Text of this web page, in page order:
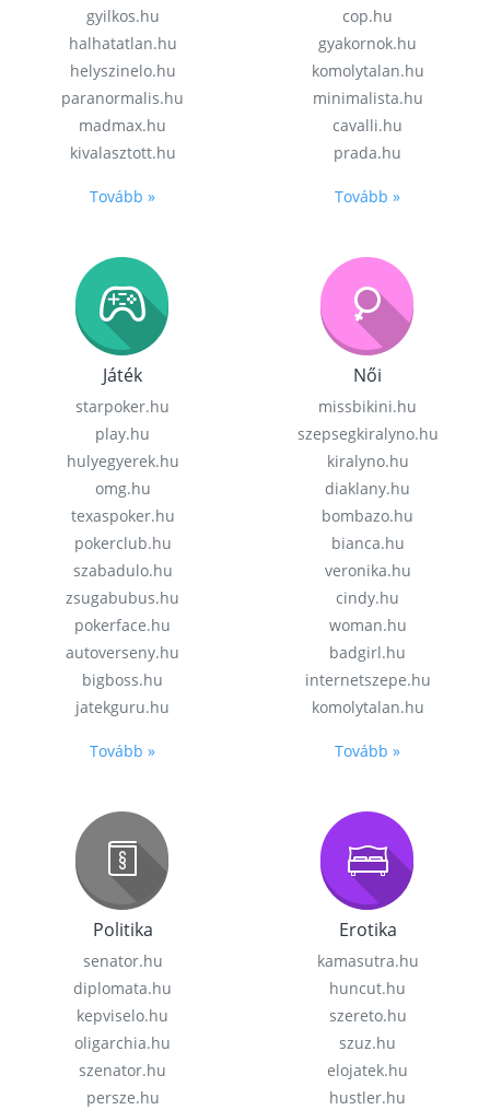
gyilkos.hu
halhatatlan.hu
helyszinelo.hu
paranormalis.hu
madmax.hu
kivalasztott.hu
Tovább »
cop.hu
gyakornok.hu
komolytalan.hu
minimalista.hu
cavalli.hu
prada.hu
Tovább »
Játék
starpoker.hu
play.hu
hulyegyerek.hu
omg.hu
texaspoker.hu
pokerclub.hu
szabadulo.hu
zsugabubus.hu
pokerface.hu
autoverseny.hu
bigboss.hu
jatekguru.hu
Tovább »
Női
missbikini.hu
szepsegkiralyno.hu
kiralyno.hu
diaklany.hu
bombazo.hu
bianca.hu
veronika.hu
cindy.hu
woman.hu
badgirl.hu
internetszepe.hu
komolytalan.hu
Tovább »
Politika
senator.hu
diplomata.hu
kepviselo.hu
oligarchia.hu
szenator.hu
persze.hu
Erotika
kamasutra.hu
huncut.hu
szereto.hu
szuz.hu
elojatek.hu
hustler.hu